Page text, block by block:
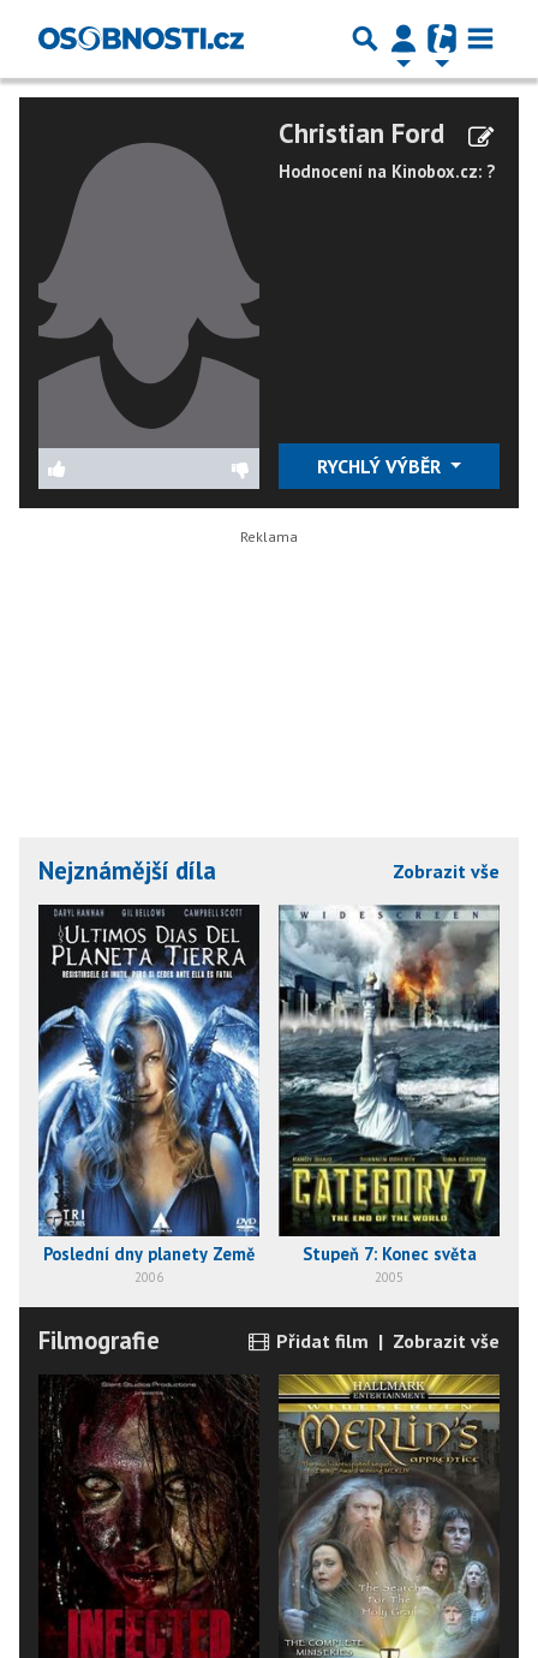
Christian Ford
Hodnocení na Kinobox.cz: ?
RYCHLÝ VÝBĚR
Nejznámější díla Zobrazit vše
Poslední dny planety Země
2006
Stupeň 7: Konec světa
2005
Filmografie Přidat film | Zobrazit vše